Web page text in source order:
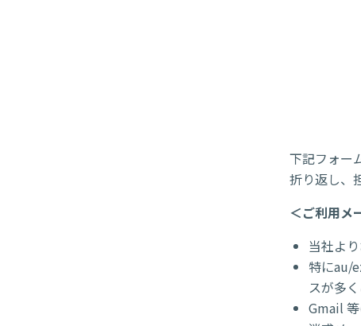
下記フォー
折り返し、
＜ご利用メ
当社よ
特にau/
スが多く
Gmail